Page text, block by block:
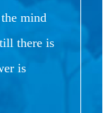
mind
there is
is